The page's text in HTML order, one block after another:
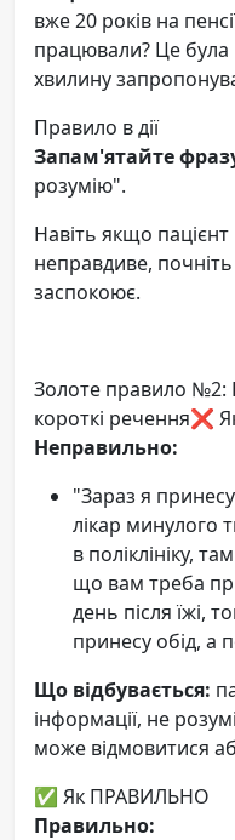
вже 20 років на
працювали? Це була
хвилину
Правило в дії
Запам'ятайте
розумію".
Навіть якщо
неправдиве, почніть
заспокоює.
Золоте правило №2:
короткі речення❌
Неправильно:
"Зараз я
лікар минулого
в поліклініку,
що вам треба
день після їжі,
принесу обід, а
Що відбувається:
інформації, не
може відмовитися
✅ Як ПРАВИЛЬНО
Правильно: